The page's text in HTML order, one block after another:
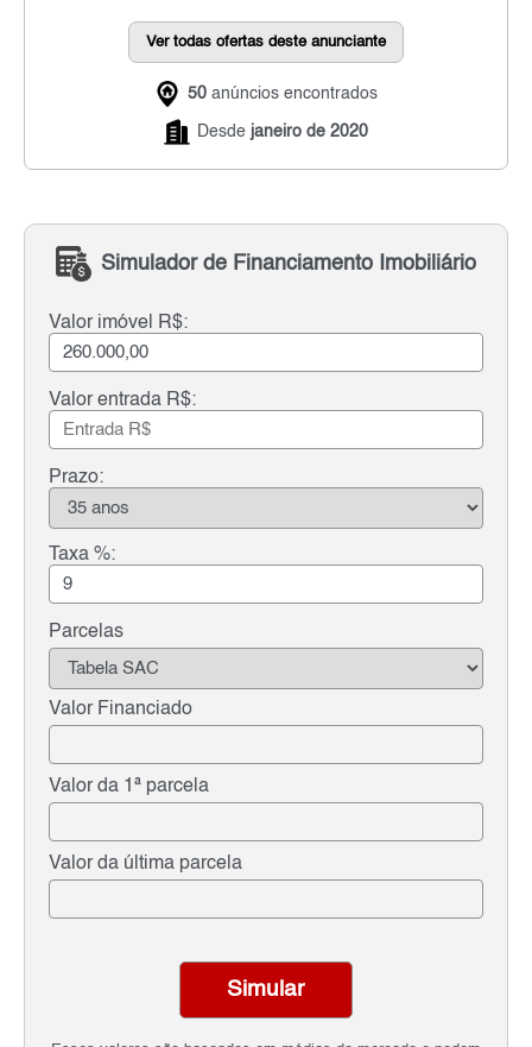
Ver todas ofertas deste anunciante
50 anúncios encontrados
Desde janeiro de 2020
Simulador de Financiamento Imobiliário
Valor imóvel R$:
Valor entrada R$:
Prazo:
Taxa %:
Parcelas
Valor Financiado
Valor da 1ª parcela
Valor da última parcela
Simular